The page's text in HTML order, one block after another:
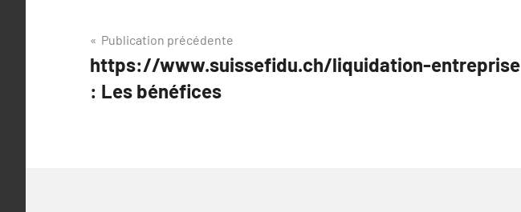
Navigation
de
l’article
Publication précédente
https://www.suissefidu.ch/liquidation-entreprise
: Les bénéfices